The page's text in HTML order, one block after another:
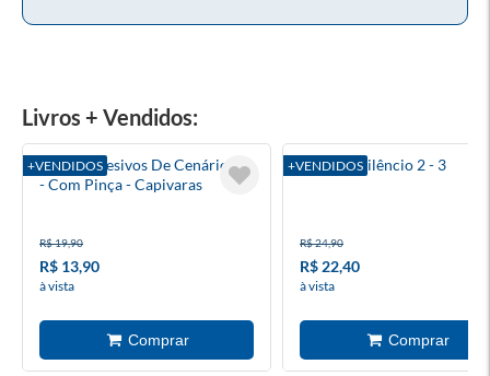
Livros + Vendidos:
+VENDIDOS
Kit De Adesivos De Cenário 3d
- Com Pinça - Capivaras
R$ 19,90
R$ 13,90
à vista
+VENDIDOS
Batman: Silêncio 2 - 3
R$ 24,90
R$ 22,40
à vista